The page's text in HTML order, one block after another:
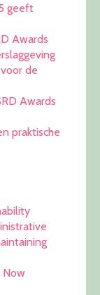
geeft
Awards
de
Awards
praktische
Now